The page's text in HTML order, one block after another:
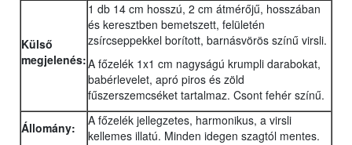
Külső
megjelenés:
1 db 14 cm hosszú, 2 cm átmérőjű, hosszában
és keresztben bemetszett, felületén
zsírcseppekkel borított, barnásvörös színű virsli.
A főzelék 1x1 cm nagyságú krumpli darabokat,
babérlevelet, apró piros és zöld
fűszerszemcséket tartalmaz. Csont fehér színű.
Állomány:
A főzelék jellegzetes, harmonikus, a virsli
kellemes illatú. Minden idegen szagtól mentes.